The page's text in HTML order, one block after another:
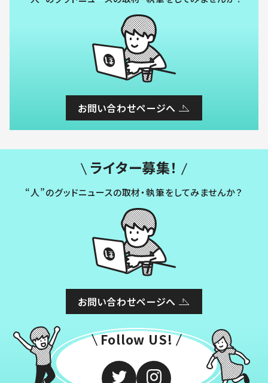
お問い合わせページへ
ライター募集！
“人”のグッドニュースの取材・執筆をしてみませんか？
お問い合わせページへ
Follow US!